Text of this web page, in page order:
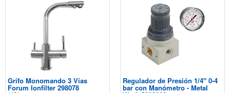
Grifo Monomando 3 Vías
Forum Ionfilter 298078
Regulador de Presión 1/4" 0-4
bar con Manómetro - Metal